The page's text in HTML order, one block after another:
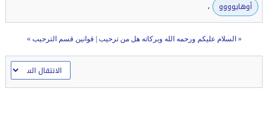
أوهايوووو
،
« السلام عليكم ورحمه الله وبركاته هل من ترحيب قوانين قسم الترحيب »